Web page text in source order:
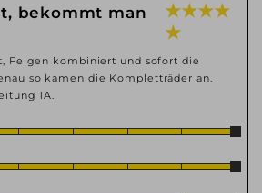
bekommt man
★ ★ ★ ★
★
Felgen kombiniert und sofort die
so kamen die Kompletträder an.
1A.